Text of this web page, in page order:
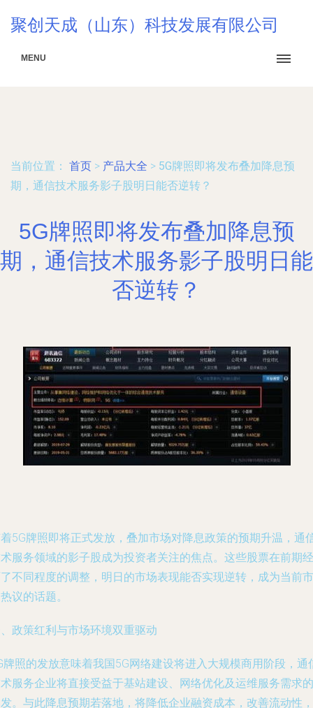
聚创天成（山东）科技发展有限公司
MENU
当前位置： 首页 > 产品大全 > 5G牌照即将发布叠加降息预
期，通信技术服务影子股明日能否逆转？
5G牌照即将发布叠加降息预
期，通信技术服务影子股明日能
否逆转？
5G牌照即将正式发放，叠加市场对降息政策的预期升温，通
服务领域的影子股成为投资者关注的焦点。这些股票在前期经
不同程度的调整，明日的市场表现能否实现逆转，成为当前市
议的话题。
政策红利与市场环境双重驱动
牌照的发放意味着我国5G网络建设将进入大规模商用阶段，通
服务企业将直接受益于基站建设、网络优化及运维服务需求的
。与此降息预期若落地，将降低企业融资成本，改善流动性，